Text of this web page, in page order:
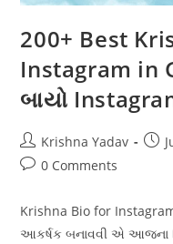
200+ Best
Instagram in
બાયો
Post
author:
Krishna Yadav
Post
Post0 Comments
Krishna Bio for
આકર્ષક બનાવવી એ આજના